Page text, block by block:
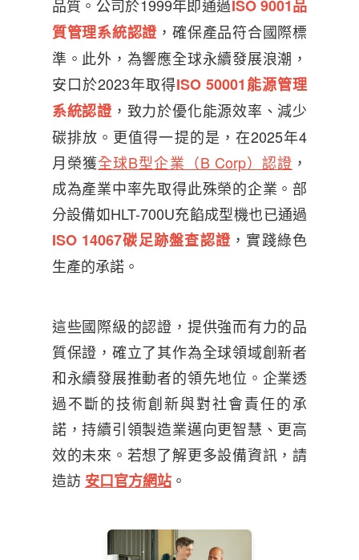
品質。公司於1999年即通過ISO 9001品
質管理系統認證 ，確保產品符合國際標
準。此外，為響應全球永續發展浪潮，
安口於2023年取得ISO 50001能源管理
系統認證，致力於優化能源效率、減少
碳排放。更值得一提的是，在2025年4
月榮獲全球B型企業（B Corp）認證 ，
成為產業中率先取得此殊榮的企業。部
分設備如HLT-700U充餡成型機也已通過
ISO 14067碳足跡盤查認證 ，實踐綠色
生產的承諾。
這些國際級的認證，提供強而有力的品
質保證，確立了其作為全球領域創新者
和永續發展推動者的領先地位。企業透
過不斷的技術創新與對社會責任的承
諾，持續引領製造業邁向更智慧、更高
效的未來。若想了解更多設備資訊，請
造訪 安口官方網站。